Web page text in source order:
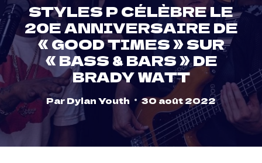
STYLES P CÉLÈBRE LE
20E ANNIVERSAIRE DE
« GOOD TIMES » SUR
« BASS & BARS » DE
BRADY WATT
ParDylan Youth 30 août 2022